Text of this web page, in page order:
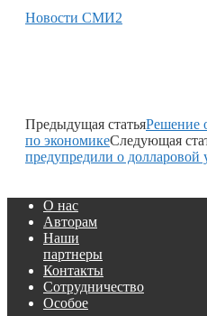
Новости СМИ2
Предыдущая статьяРешение
по экономикеСледующая
предупредили о долларовой
О нас
Авторам
Наши
партнеры
Контакты
Сотрудничество
Особое